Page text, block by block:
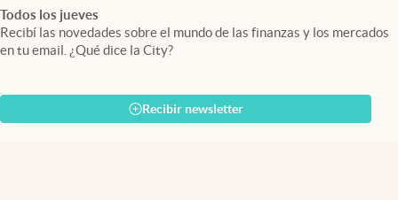
Todos los jueves
Recibí las novedades sobre el mundo de las finanzas y los mercados
en tu email. ¿Qué dice la City?
Recibir newsletter